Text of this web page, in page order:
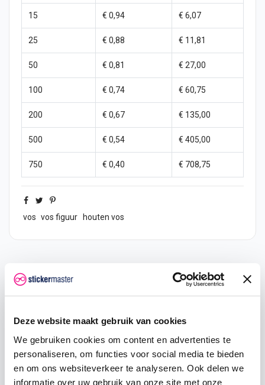
Deze website maakt gebruik van cookies
We gebruiken cookies om content en advertenties te
personaliseren, om functies voor social media te bieden
en om ons websiteverkeer te analyseren. Ook delen we
informatie over uw gebruik van onze site met onze
15 € 0,94 € 6,07
25 € 0,88 € 11,81
50 € 0,81 € 27,00
100 € 0,74 € 60,75
200 € 0,67 € 135,00
500 € 0,54 € 405,00
750 € 0,40 € 708,75
vos vos figuur houten vos
Product details
Houten Kangoeroe figuur – exotische
decoratie